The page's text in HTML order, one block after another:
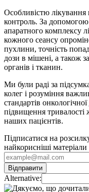
Особливістю
контроль. За
апаратного комплексу
кожного сеансу
пухлини, точність
дози в мішені, а також
органів і тканин.
Ми були раді за
колег і розуміння
стандартів
підвищення тривалості
наших пацієнтів.
Підписатися на
найкорисніші матеріали
Alternative: